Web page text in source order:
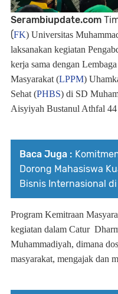
Serambiupdate.com
(FK) Universitas
laksanakan kegiatan
kerja sama dengan
Masyarakat (LPPM)
Sehat (PHBS) di SD
Aisyiyah Bustanul Athfal 44
Baca Juga :
Dorong Mahasiswa
Bisnis Internasional di
Program Kemitraan
kegiatan dalam Catur
Muhammadiyah, dimana
masyarakat, mengajak dan